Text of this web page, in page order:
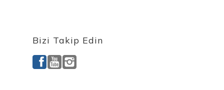
Bizi Takip Edin